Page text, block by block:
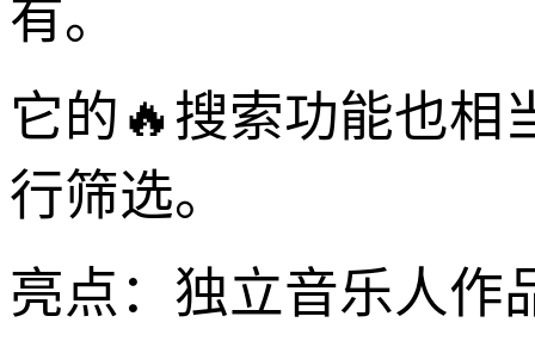
有。
它的🔥搜索功能也相
行筛选。
亮点：独立音乐人作